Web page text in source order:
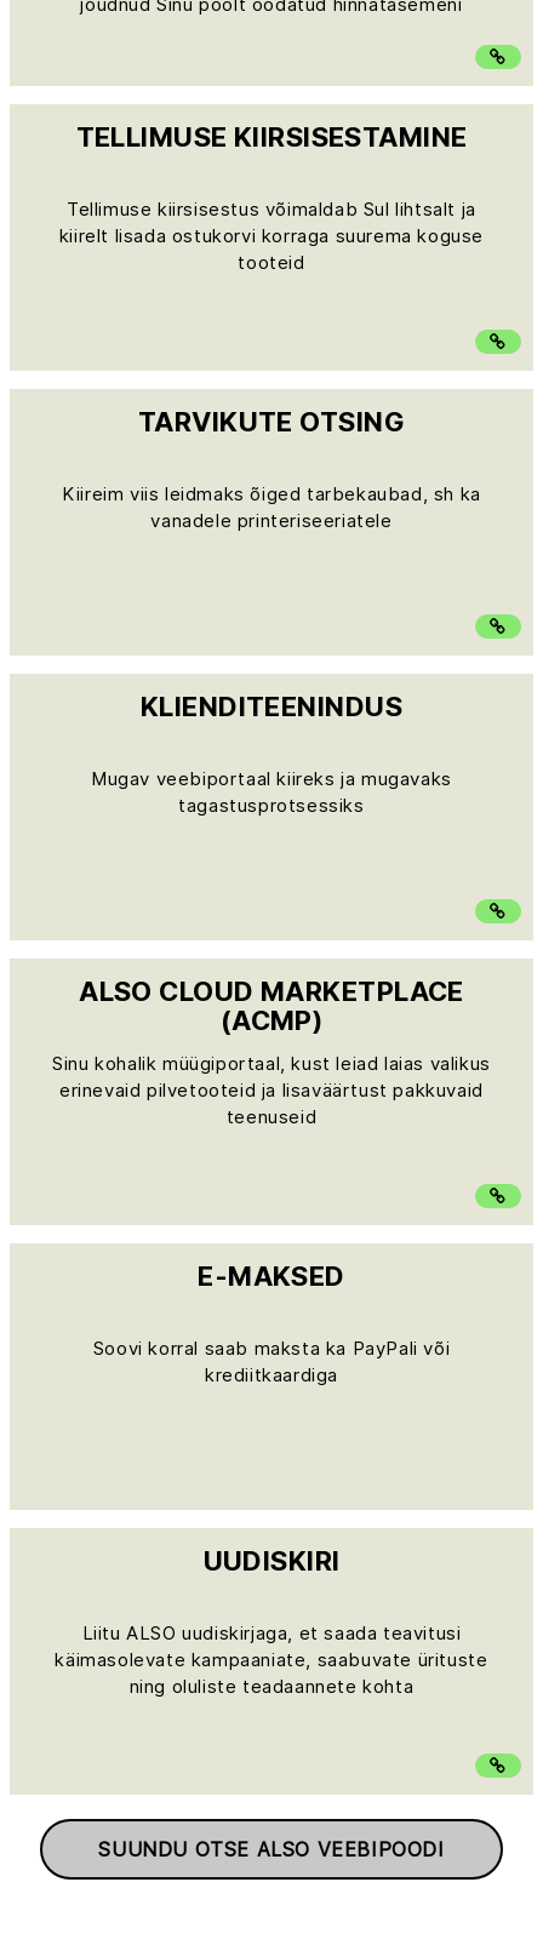
TELLIMUSE KIIRSISESTAMINE
Tellimuse kiirsisestus võimaldab Sul lihtsalt ja
kiirelt lisada ostukorvi korraga suurema koguse
tooteid
TARVIKUTE OTSING
Kiireim viis leidmaks õiged tarbekaubad, sh ka
vanadele printeriseeriatele
KLIENDITEENINDUS
Mugav veebiportaal kiireks ja mugavaks
tagastusprotsessiks
ALSO CLOUD MARKETPLACE
(ACMP)
Sinu kohalik müügiportaal, kust leiad laias valikus
erinevaid pilvetooteid ja lisaväärtust pakkuvaid
teenuseid
E-MAKSED
Soovi korral saab maksta ka PayPali või
krediitkaardiga
UUDISKIRI
Liitu ALSO uudiskirjaga, et saada teavitusi
käimasolevate kampaaniate, saabuvate ürituste
ning oluliste teadaannete kohta
SUUNDU OTSE ALSO VEEBIPOODI